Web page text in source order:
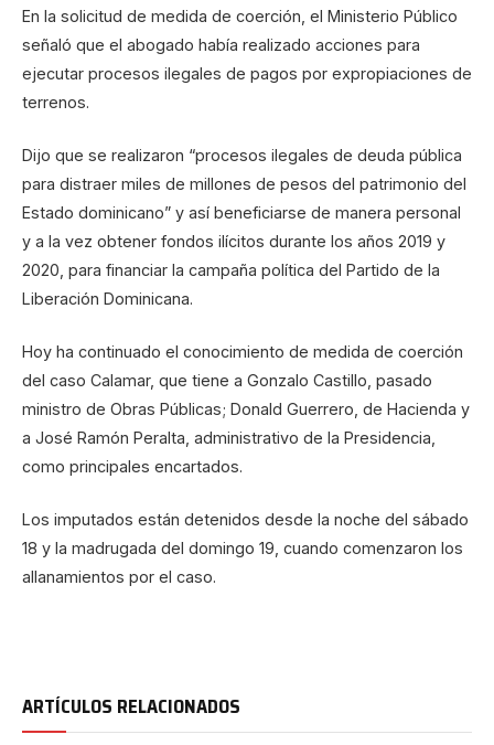
En la solicitud de medida de coerción, el Ministerio Público
señaló que el abogado había realizado acciones para
ejecutar procesos ilegales de pagos por expropiaciones de
terrenos.
Dijo que se realizaron “procesos ilegales de deuda pública
para distraer miles de millones de pesos del patrimonio del
Estado dominicano” y así beneficiarse de manera personal
y a la vez obtener fondos ilícitos durante los años 2019 y
2020, para financiar la campaña política del Partido de la
Liberación Dominicana.
Hoy ha continuado el conocimiento de medida de coerción
del caso Calamar, que tiene a Gonzalo Castillo, pasado
ministro de Obras Públicas; Donald Guerrero, de Hacienda y
a José Ramón Peralta, administrativo de la Presidencia,
como principales encartados.
Los imputados están detenidos desde la noche del sábado
18 y la madrugada del domingo 19, cuando comenzaron los
allanamientos por el caso.
ARTÍCULOS RELACIONADOS